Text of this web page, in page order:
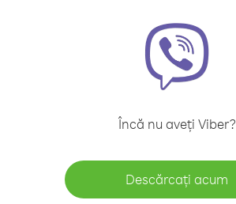
Încă nu aveți Viber?
Descărcați acum